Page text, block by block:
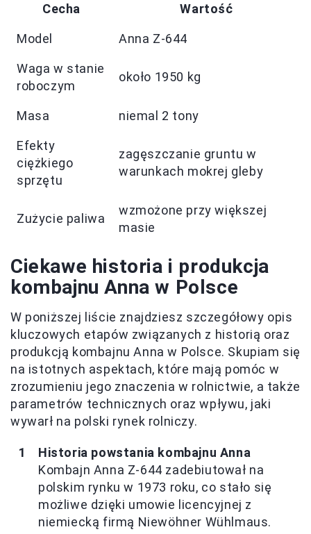
Cecha Wartość
Model Anna Z-644
Waga w stanie
roboczym
około 1950 kg
Masa niemal 2 tony
Efekty
ciężkiego
sprzętu
zagęszczanie gruntu w
warunkach mokrej gleby
Zużycie paliwa
wzmożone przy większej
masie
Ciekawe historia i produkcja
kombajnu Anna w Polsce
W poniższej liście znajdziesz szczegółowy opis
kluczowych etapów związanych z historią oraz
produkcją kombajnu Anna w Polsce. Skupiam się
na istotnych aspektach, które mają pomóc w
zrozumieniu jego znaczenia w rolnictwie, a także
parametrów technicznych oraz wpływu, jaki
wywarł na polski rynek rolniczy.
Historia powstania kombajnu Anna
Kombajn Anna Z-644 zadebiutował na
polskim rynku w 1973 roku, co stało się
możliwe dzięki umowie licencyjnej z
niemiecką firmą Niewöhner Wühlmaus.